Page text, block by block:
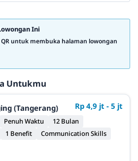
Ini
QR untuk membuka halaman lowongan
Untukmu
(Tangerang) Rp 4,9 jt - 5 jt
Penuh Waktu
12 Bulan
1 Benefit
Communication Skills